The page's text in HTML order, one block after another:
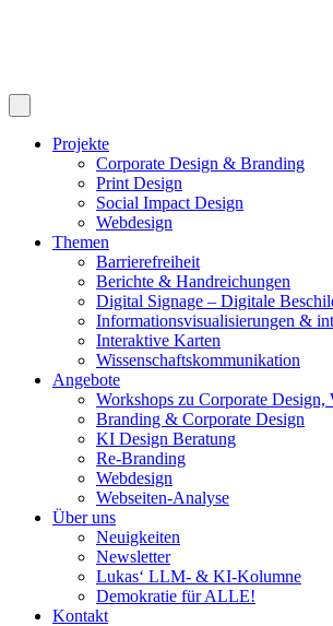
Projekte
Corporate Design & Branding
Print Design
Social Impact Design
Webdesign
Themen
Barrierefreiheit
Berichte & Handreichungen
Digital Signage – Digitale
Informationsvisualisierungen &
Interaktive Karten
Wissenschaftskommunikation
Angebote
Workshops zu Corporate Design,
Branding & Corporate Design
KI Design Beratung
Re-Branding
Webdesign
Webseiten-Analyse
Über uns
Neuigkeiten
Newsletter
Lukas‘ LLM- & KI-Kolumne
Demokratie für ALLE!
Kontakt